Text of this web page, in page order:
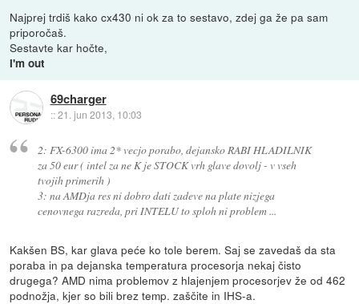
Najprej trdiš kako cx430 ni ok za to sestavo, zdej ga že pa sam
priporočaš.
Sestavte kar hočte,
I'm out
69charger
::21. jun 2013, 10:03
2: FX-6300 ima 2* vecjo porabo, dejansko RABI HLADILNIK
za 50 eur ( intel za ne K je STOCK vrh glave dovolj - v vseh
tvojih primerih )
3: na AMDja res ni dobro dati zadeve na plate nizjega
cenovnega razreda, pri INTELU to sploh ni problem ...
Kakšen BS, kar glava peće ko tole berem. Saj se zavedaš da sta
poraba in pa dejanska temperatura procesorja nekaj čisto
drugega? AMD nima problemov z hlajenjem procesorjev že od 462
podnožja, kjer so bili brez temp. zaščite in IHS-a.